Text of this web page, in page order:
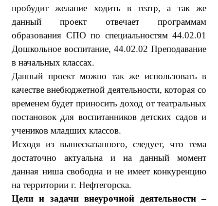
пробудит желание ходить в театр, а так же
данный проект отвечает программам
образования СПО по специальностям 44.02.01
Дошкольное воспитание, 44.02.02 Преподавание
в начальных классах.
Данный проект можно так же использовать в
качестве внебюджетной деятельности, которая со
временем будет приносить доход от театральных
постановок для воспитанников детских садов и
учеников младших классов.
Исходя из вышесказанного, следует, что тема
достаточно актуальна и на данный момент
данная ниша свободна и не имеет конкуренцию
на территории г. Нефтегорска.
Цели и задачи внеурочной деятельности –